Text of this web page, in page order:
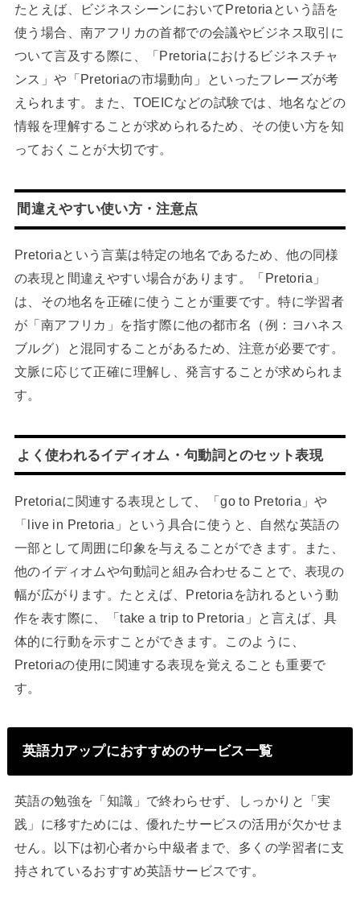
たとえば、ビジネスシーンにおいてPretoriaという語を
使う場合、南アフリカの首都での会議やビジネス取引に
ついて言及する際に、「Pretoriaにおけるビジネスチャ
ンス」や「Pretoriaの市場動向」といったフレーズが考
えられます。また、TOEICなどの試験では、地名などの
情報を理解することが求められるため、その使い方を知
っておくことが大切です。
間違えやすい使い方・注意点
Pretoriaという言葉は特定の地名であるため、他の同様
の表現と間違えやすい場合があります。「Pretoria」
は、その地名を正確に使うことが重要です。特に学習者
が「南アフリカ」を指す際に他の都市名（例：ヨハネス
ブルグ）と混同することがあるため、注意が必要です。
文脈に応じて正確に理解し、発言することが求められま
す。
よく使われるイディオム・句動詞とのセット表現
Pretoriaに関連する表現として、「go to Pretoria」や
「live in Pretoria」という具合に使うと、自然な英語の
一部として周囲に印象を与えることができます。また、
他のイディオムや句動詞と組み合わせることで、表現の
幅が広がります。たとえば、Pretoriaを訪れるという動
作を表す際に、「take a trip to Pretoria」と言えば、具
体的に行動を示すことができます。このように、
Pretoriaの使用に関連する表現を覚えることも重要で
す。
英語力アップにおすすめのサービス一覧
英語の勉強を「知識」で終わらせず、しっかりと「実
践」に移すためには、優れたサービスの活用が欠かせま
せん。以下は初心者から中級者まで、多くの学習者に支
持されているおすすめ英語サービスです。